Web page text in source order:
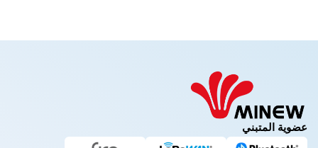
عضوية المتبني